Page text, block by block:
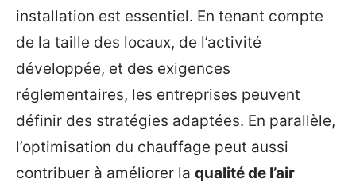
installation est essentiel. En tenant compte
de la taille des locaux, de l’activité
développée, et des exigences
réglementaires, les entreprises peuvent
définir des stratégies adaptées. En parallèle,
l’optimisation du chauffage peut aussi
contribuer à améliorer la qualité de l’air